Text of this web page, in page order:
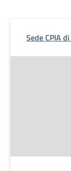
Sede CPIA